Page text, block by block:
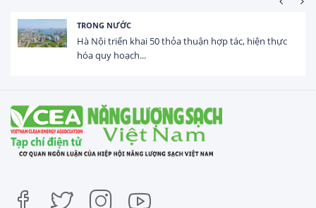
TRONG NƯỚC
Hà Nội triển khai 50 thỏa thuận hợp tác, hiện thực
hóa quy hoạch...